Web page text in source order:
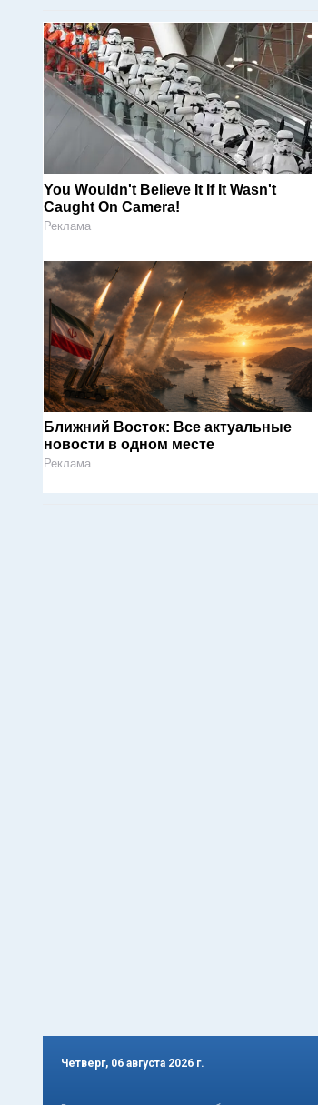
You Wouldn't Believe It If It Wasn't
Caught On Camera!
Реклама
Ближний Восток: Все актуальные
новости в одном месте
Реклама
Четверг, 06 августа 2026 г.